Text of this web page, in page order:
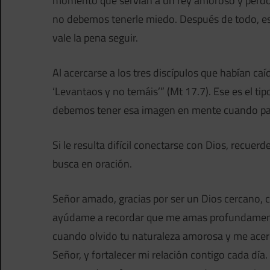
no debemos tenerle miedo. Después de todo,
vale la pena seguir.
Al acercarse a los tres discípulos que habían
‘Levantaos y no temáis’” (Mt 17.7). Ese es el
debemos tener esa imagen en mente cuando
Si le resulta difícil conectarse con Dios,
busca en oración.
Señor amado, gracias por ser un Dios
ayúdame a recordar que me amas
cuando olvido tu naturaleza amorosa y me
Señor, y fortalecer mi relación contigo cada